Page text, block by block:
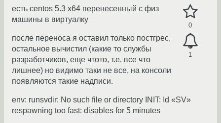
0
1
есть centos 5.3 x64 перенесенный с физ
машины в виртуалку
после переноса я оставил только постгрес,
остальное вычистил (какие то службы
разработчиков, еще чтото, т.е. все что
лишнее) но видимо таки не все, на консоли
появляются такие надписи.
env: runsvdir: No such file or directory INIT: Id «SV»
respawning too fast: disables for 5 minutes